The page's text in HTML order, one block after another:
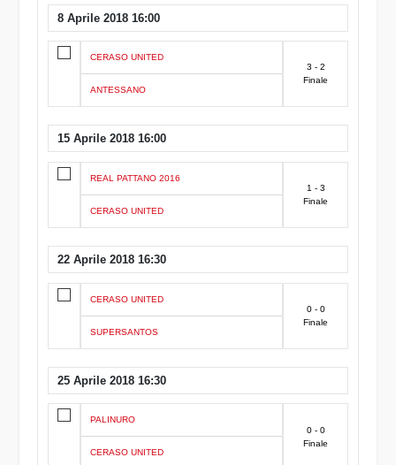
8 Aprile 2018 16:00
CERASO UNITED
ANTESSANO
3 - 2
Finale
15 Aprile 2018 16:00
REAL PATTANO 2016
CERASO UNITED
1 - 3
Finale
22 Aprile 2018 16:30
CERASO UNITED
SUPERSANTOS
0 - 0
Finale
25 Aprile 2018 16:30
PALINURO
CERASO UNITED
0 - 0
Finale